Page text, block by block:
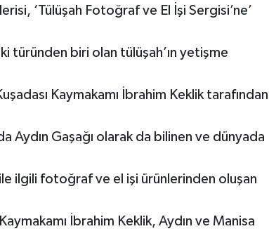
‘Tülüşah Fotoğraf ve El İşi Sergisi’ne’
türünden biri olan tülüşah’ın yetişme
Kaymakamı İbrahim Keklik tarafından
Aydın Gaşağı olarak da bilinen ve dünyada
ilgili fotoğraf ve el işi ürünlerinden oluşan
İbrahim Keklik, Aydın ve Manisa